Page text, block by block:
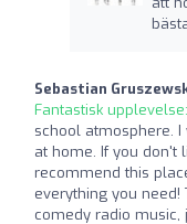
Sebastian
Fantastisk upplevelse:
school atmosphere.
at home. If you don't
recommend this
everything you need!
comedy radio music,